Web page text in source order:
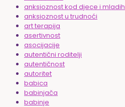
anksioznost kod djece i mladih
anksioznost u trudnoći
art terapija
asertivnost
asocijacije
autentični roditelji
autentičnost
autoritet
babica
babinjača
babinje